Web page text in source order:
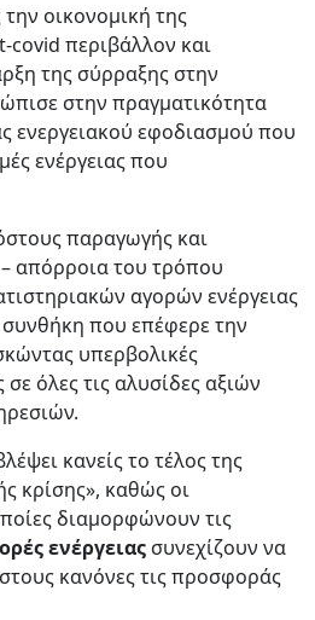
οικονομική της
covid περιβάλλον και
της σύρραξης στην
στην πραγματικότητα
ενεργειακού εφοδιασμού που
ενέργειας που
παραγωγής και
απόρροια του τρόπου
αγορών ενέργειας
που επέφερε την
υπερβολικές
όλες τις αλυσίδες αξιών
κανείς το τέλος της
κρίσης», καθώς οι
διαμορφώνουν τις
ενέργειας συνεχίζουν να
κανόνες τις προσφοράς